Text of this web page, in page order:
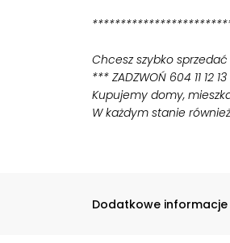
Chcesz szybko
*** ZADZWOŃ 604 11 12
Kupujemy domy,
W każdym stanie
Dodatkowe informacje